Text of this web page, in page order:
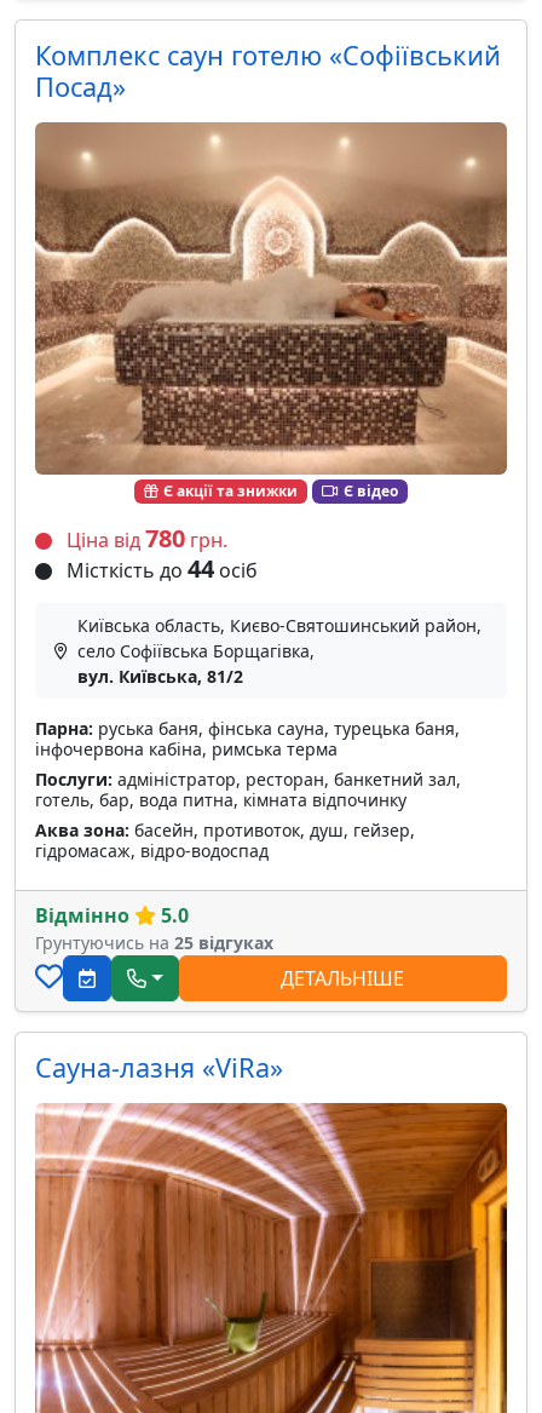
Є акції та знижки Є відео
Комплекс саун готелю «Софіївський
Посад»
Ціна від780 грн.
Місткість до 44 осіб
Київська область, Києво-Святошинський район,
село Софіївська Борщагівка,
вул. Київська, 81/2
Парна: руська баня, фінська сауна, турецька баня,
інфочервона кабіна, римська терма
Послуги: адміністратор, ресторан, банкетний зал,
готель, бар, вода питна, кімната відпочинку
Аква зона: басейн, противоток, душ, гейзер,
гідромасаж, відро-водоспад
Відмінно 5.0
Грунтуючись на 25 відгуках
ДЕТАЛЬНІШЕ
Сауна-лазня «ViRa»